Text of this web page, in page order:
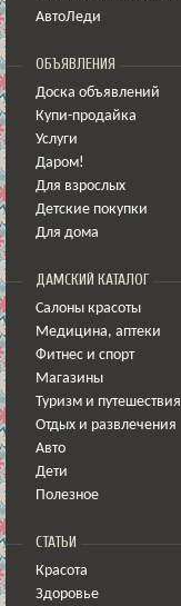
АвтоЛеди
ОБЪЯВЛЕНИЯ
Доска объявлений
Купи-продайка
Услуги
Даром!
Для взрослых
Детские покупки
Для дома
ДАМСКИЙ КАТАЛОГ
Салоны красоты
Медицина, аптеки
Фитнес и спорт
Магазины
Туризм и путешествия
Отдых и развлечения
Авто
Дети
Полезное
СТАТЬИ
Красота
Здоровье